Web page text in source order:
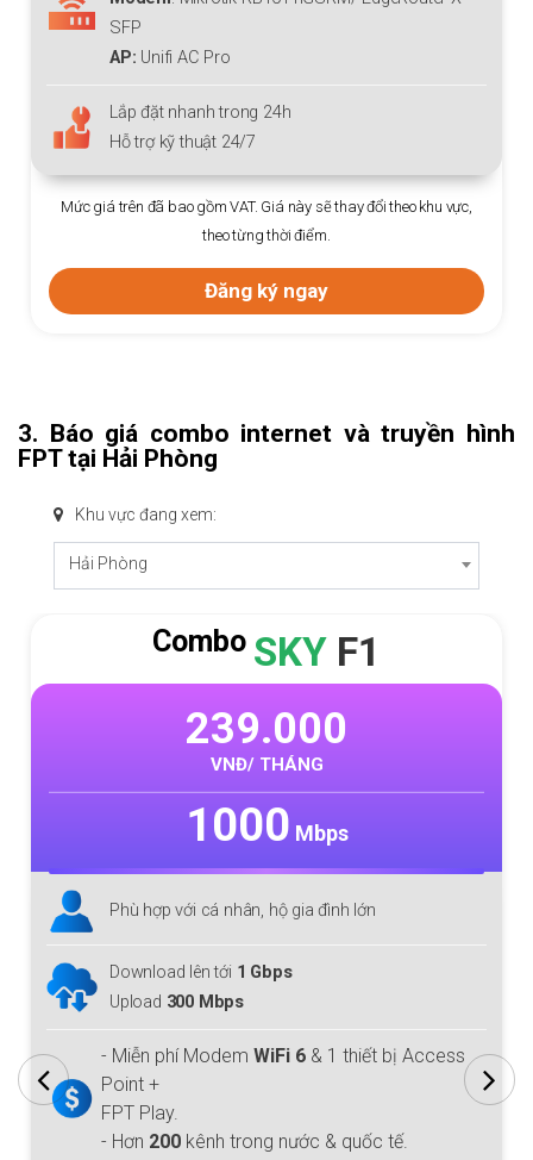
trong 24h
gồm VAT. Giá này sẽ thay đổi theo khu vực,
Đăng ký ngay
Mức giá trên đã bao
3. Báo giá combo internet và truyền hình
FPT tại Hải Phòng
Khu vực đang xem:
Hải Phòng
Combo SKY F1
239.000
VNĐ/ THÁNG
1000 Mbps
Phù hợp với cá nhân, hộ gia đình lớn
Download lên tới 1 Gbps
Upload 300 Mbps
- Miễn phí Modem WiFi 6 & 1 thiết bị Access
Point +
FPT Play.
- Hơn 200 kênh trong nước & quốc tế.